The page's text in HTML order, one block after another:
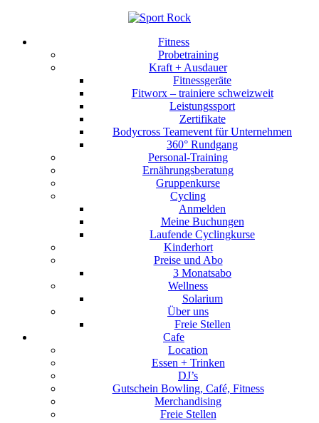
Fitness
Probetraining
Kraft + Ausdauer
Fitnessgeräte
Fitworx – trainiere schweizweit
Leistungssport
Zertifikate
Bodycross Teamevent für Unternehmen
360° Rundgang
Personal-Training
Ernährungsberatung
Gruppenkurse
Cycling
Anmelden
Meine Buchungen
Laufende Cyclingkurse
Kinderhort
Preise und Abo
3 Monatsabo
Wellness
Solarium
Über uns
Freie Stellen
Cafe
Location
Essen + Trinken
DJ’s
Gutschein Bowling, Café, Fitness
Merchandising
Freie Stellen